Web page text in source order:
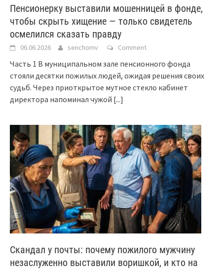
Пенсионерку выставили мошенницей в фонде,
чтобы скрыть хищение — только свидетель
осмелился сказать правду
06.06.2026 senchomv Comment
Часть 1 В муниципальном зале пенсионного фонда
стояли десятки пожилых людей, ожидая решения своих
судьб. Через приоткрытое мутное стекло кабинет
директора напоминал чужой [...]
Скандал у почты: почему пожилого мужчину
незаслуженно выставили воришкой, и кто на